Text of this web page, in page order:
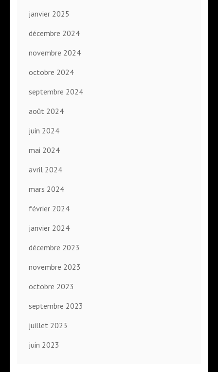
janvier 2025
décembre 2024
novembre 2024
octobre 2024
septembre 2024
août 2024
juin 2024
mai 2024
avril 2024
mars 2024
février 2024
janvier 2024
décembre 2023
novembre 2023
octobre 2023
septembre 2023
juillet 2023
juin 2023